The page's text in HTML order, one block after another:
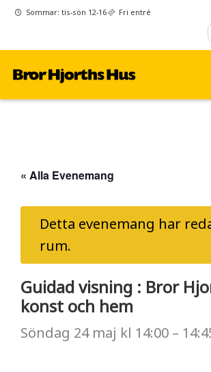
Sommar: tis-sön 12-16 Fri entré
« Alla Evenemang
Detta evenemang har
rum.
Guidad visning : Bror
konst och hem
Söndag 24 maj kl 14:00 –